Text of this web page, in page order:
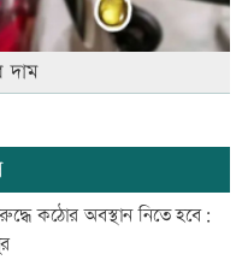
দাম
কঠোর অবস্থান নিতে হবে: